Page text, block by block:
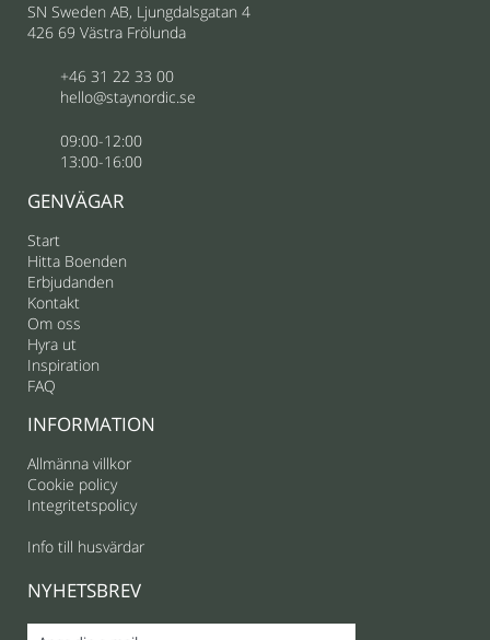
SN Sweden AB, Ljungdalsgatan 4
426 69 Västra Frölunda
+46 31 22 33 00
hello@staynordic.se
09:00-12:00
13:00-16:00
GENVÄGAR
Start
Hitta Boenden
Erbjudanden
Kontakt
Om oss
Hyra ut
Inspiration
FAQ
INFORMATION
Allmänna villkor
Cookie policy
Integritetspolicy
Info till husvärdar
NYHETSBREV